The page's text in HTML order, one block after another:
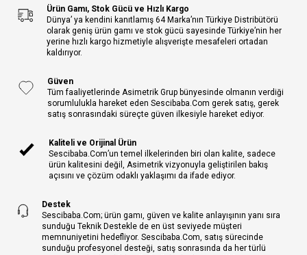
Ürün Gamı, Stok Gücü ve Hızlı Kargo
Dünya’ ya kendini kanıtlamış 64 Marka’nın Türkiye Distribütörü
olarak geniş ürün gamı ve stok gücü sayesinde Türkiye’nin her
yerine hızlı kargo hizmetiyle alışverişte mesafeleri ortadan
kaldırıyor.
Güven
Tüm faaliyetlerinde Asimetrik Grup bünyesinde olmanın verdiği
sorumlulukla hareket eden Sescibaba.Com gerek satış, gerek
satış sonrasındaki süreçte güven ilkesiyle hareket ediyor.
Kaliteli ve Orijinal Ürün
Sescibaba.Com’un temel ilkelerinden biri olan kalite, sadece
ürün kalitesini değil, Asimetrik vizyonuyla geliştirilen bakış
açısını ve çözüm odaklı yaklaşımı da ifade ediyor.
Destek
Sescibaba.Com; ürün gamı, güven ve kalite anlayışının yanı sıra
sunduğu Teknik Destekle de en üst seviyede müşteri
memnuniyetini hedefliyor. Sescibaba.Com, satış sürecinde
sunduğu profesyonel desteği, satış sonrasında da her türlü